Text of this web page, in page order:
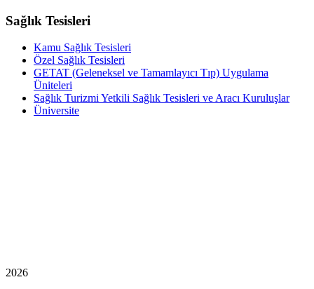
Sağlık Tesisleri
Kamu Sağlık Tesisleri
Özel Sağlık Tesisleri
GETAT (Geleneksel ve Tamamlayıcı Tıp) Uygulama
Üniteleri
Sağlık Turizmi Yetkili Sağlık Tesisleri ve Aracı Kuruluşlar
Üniversite
2026